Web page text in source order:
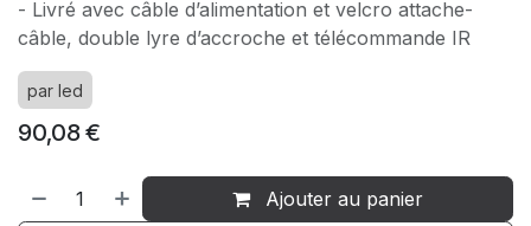
- Livré avec câble d’alimentation et velcro attache-
câble, double lyre d’accroche et télécommande IR
par led
90,08€
Ajouter au panier